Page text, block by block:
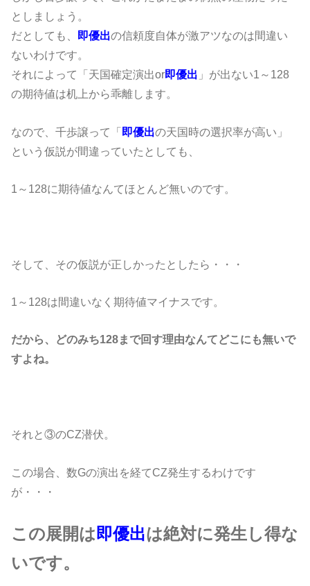
としましょう。
だとしても、 即優出の信頼度自体が激アツなのは間違い
ないわけです。
それによって「天国確定演出or即優出 」が出ない1～128
の期待値は机上から乖離します。
なので、千歩譲って「即優出の天国時の選択率が高い」
という仮説が間違っていたとしても、
1～128に期待値なんてほとんど無いのです。
そして、その仮説が正しかったとしたら・・・
1～128は間違いなく期待値マイナスです。
だから、どのみち128まで回す理由なんてどこにも無いで
すよね。
それと③のCZ潜伏。
この場合、数Gの演出を経てCZ発生するわけです
が・・・
この展開は即優出は絶対に発生し得な
いです。